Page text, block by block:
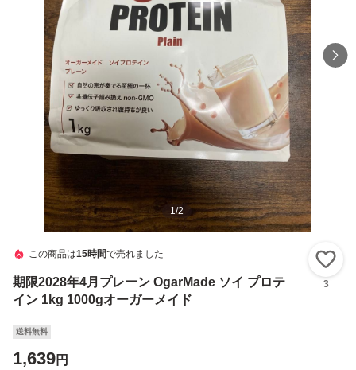
1/2
この商品は15時間で売れました
期限2028年4月プレーン OgarMade ソイ プロテ
イン 1kg 1000gオーガーメイド
3
送料無料
1,639円